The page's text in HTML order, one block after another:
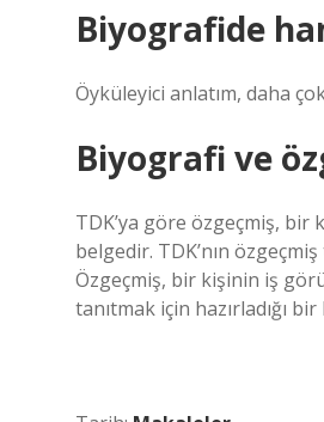
Biyografide
Öyküleyici anlatım, daha
Biyografi ve
TDK’ya göre özgeçmiş,
belgedir. TDK’nın
Özgeçmiş, bir kişinin iş
tanıtmak için hazırladığı